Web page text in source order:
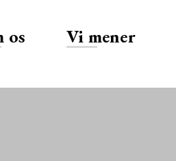
os Vi mener